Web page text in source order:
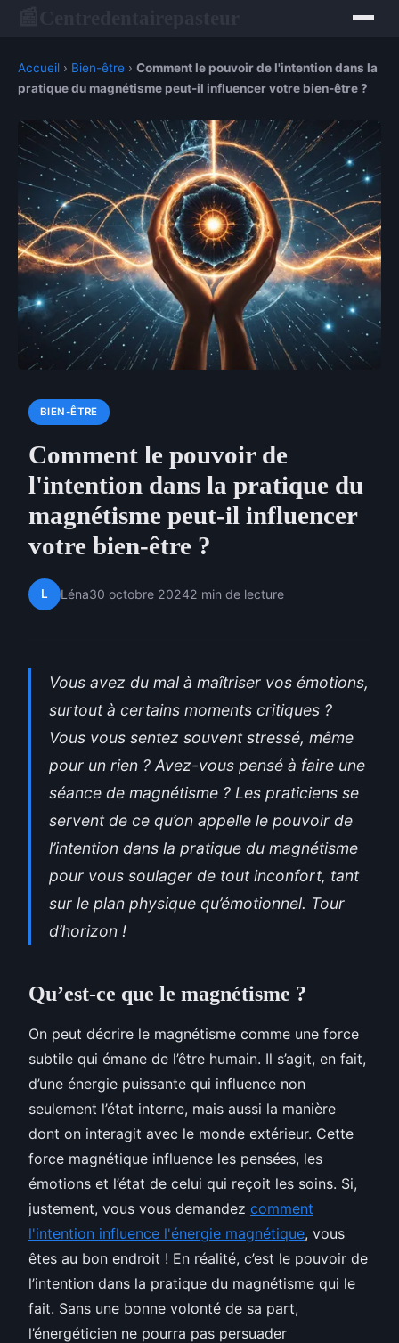
Accueil › Bien-être › Comment le pouvoir de l'intention dans la
pratique du magnétisme peut-il influencer votre bien-être ?
BIEN-ÊTRE
Comment le pouvoir de
l'intention dans la pratique du
magnétisme peut-il influencer
votre bien-être ?
L Léna30 octobre 20242 min de lecture
Vous avez du mal à maîtriser vos émotions,
surtout à certains moments critiques ?
Vous vous sentez souvent stressé, même
pour un rien ? Avez-vous pensé à faire une
séance de magnétisme ? Les praticiens se
servent de ce qu’on appelle le pouvoir de
l’intention dans la pratique du magnétisme
pour vous soulager de tout inconfort, tant
sur le plan physique qu’émotionnel. Tour
d’horizon !
Qu’est-ce que le magnétisme ?
On peut décrire le magnétisme comme une force
subtile qui émane de l’être humain. Il s’agit, en fait,
d’une énergie puissante qui influence non
seulement l’état interne, mais aussi la manière
dont on interagit avec le monde extérieur. Cette
force magnétique influence les pensées, les
émotions et l’état de celui qui reçoit les soins. Si,
justement, vous vous demandez comment
l'intention influence l'énergie magnétique, vous
êtes au bon endroit ! En réalité, c’est le pouvoir de
l’intention dans la pratique du magnétisme qui le
fait. Sans une bonne volonté de sa part,
l’énergéticien ne pourra pas persuader